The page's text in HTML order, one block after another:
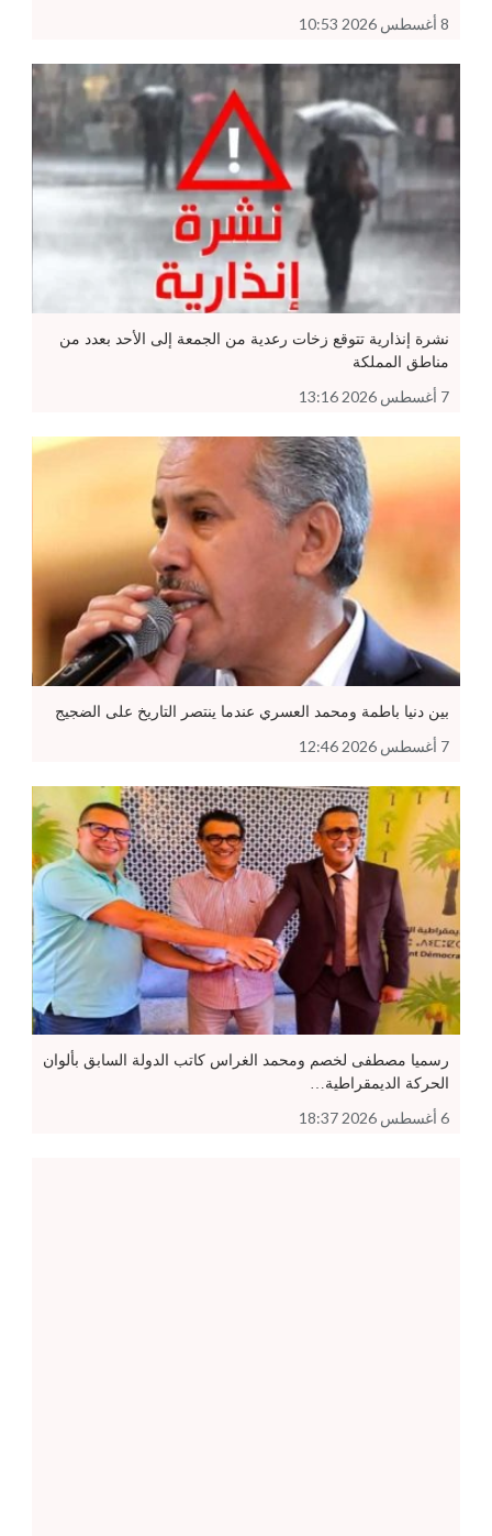
8 أغسطس 2026 10:53
نشرة إنذارية تتوقع زخات رعدية من الجمعة إلى الأحد بعدد من
مناطق المملكة
7 أغسطس 2026 13:16
بين دنيا باطمة ومحمد العسري عندما ينتصر التاريخ على الضجيج
7 أغسطس 2026 12:46
رسميا مصطفى لخصم ومحمد الغراس كاتب الدولة السابق بألوان
الحركة الديمقراطية…
6 أغسطس 2026 18:37